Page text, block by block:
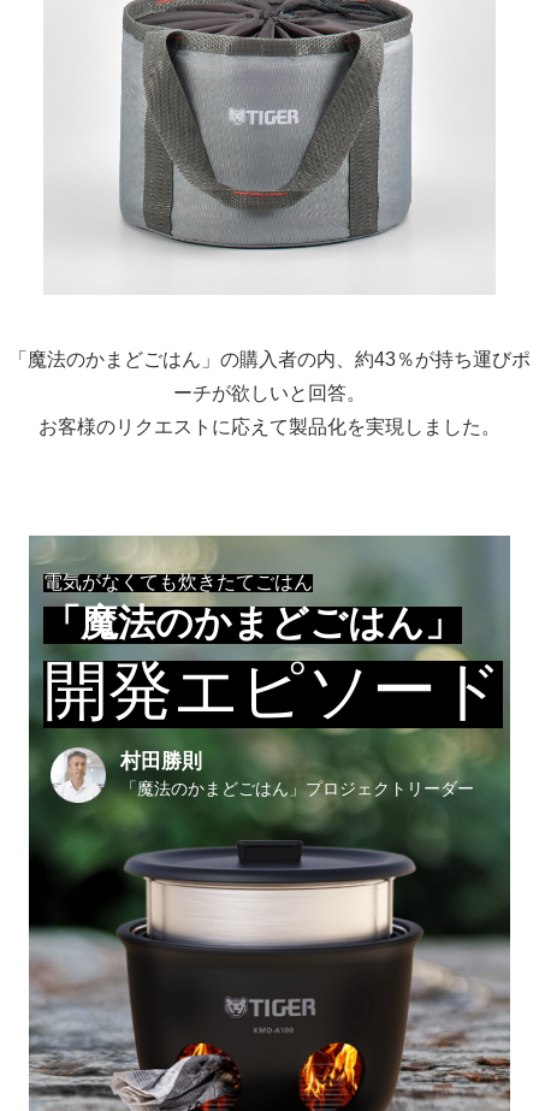
「魔法のかまどごはん」の購入者の内、約43％が持ち運びポ
ーチが欲しいと回答。
お客様のリクエストに応えて製品化を実現しました。
電気がなくても炊きたてごはん
「魔法のかまどごはん」
開発エピソード
村田勝則
「魔法のかまどごはん」プロジェクトリーダー